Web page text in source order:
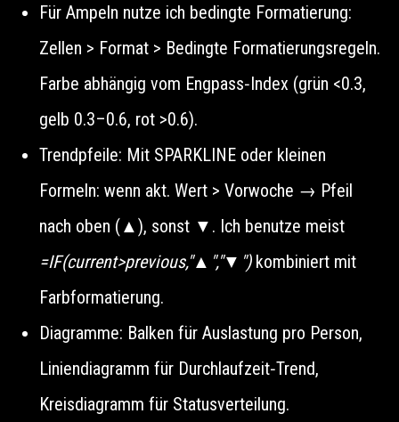
Für Ampeln nutze ich bedingte Formatierung:
Zellen > Format > Bedingte Formatierungsregeln.
Farbe abhängig vom Engpass‑Index (grün <0.3,
gelb 0.3–0.6, rot >0.6).
Trendpfeile: Mit SPARKLINE oder kleinen
Formeln: wenn akt. Wert > Vorwoche → Pfeil
nach oben (▲), sonst ▼. Ich benutze meist
=IF(current>previous,"▲","▼")kombiniert mit
Farbformatierung.
Diagramme: Balken für Auslastung pro Person,
Liniendiagramm für Durchlaufzeit‑Trend,
Kreisdiagramm für Statusverteilung.